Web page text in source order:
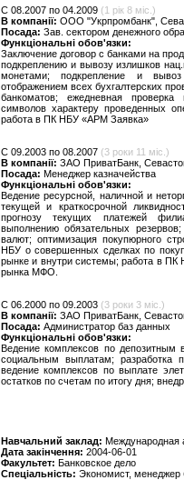
C 08.2007 по 04.2009 (1 рік 8 міс.)
В компанії: ООО "Укрпромбанк",
Посада: Зав. сектором денежного
Функціональні обов'язки:
Заключение договор с банками на
подкреплению и вывозу излишков
монетами; подкрепление и
отображением всех бухгалтерских
банкоматов; ежедневная
символов характеру проведенных
работа в ПК НБУ «АРМ Заявка»
C 09.2003 по 08.2007 (3 роки 11 міс.)
В компанії: ЗАО ПриватБанк,
Посада: Менеджер казначейства
Функціональні обов'язки:
Ведение ресурсной, наличной и
текущей и краткосрочной
прогнозу текущих платежей
выполнению обязательных
валют; оптимизация покупюрного
НБУ о совершенных сделках по
рынке и внутри системы; работа в
рынка МФО.
C 06.2000 по 09.2003 (3 роки 3 міс.)
В компанії: ЗАО ПриватБанк,
Посада: Администратор баз данных
Функціональні обов'язки:
Ведение комплексов по депозитным
социальным выплатам; разработка
ведение комплексов по выплате
остатков по счетам по итогу дня;
Навчальний заклад: Международная
Дата закінчення: 2004-06-01
Факультет: Банковское дело
Спеціальність: Экономист, менеджер